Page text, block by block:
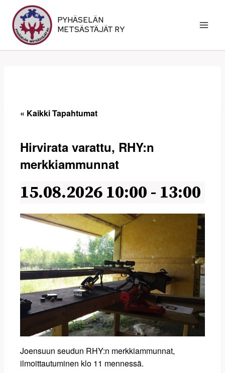
sisältöön
PYHÄSELÄN
METSÄSTÄJÄT RY
« Kaikki Tapahtumat
Hirvirata varattu, RHY:n
merkkiammunnat
15.08.2026 10:00 - 13:00
Joensuun seudun RHY:n merkkiammunnat,
ilmoittautuminen klo 11 mennessä.